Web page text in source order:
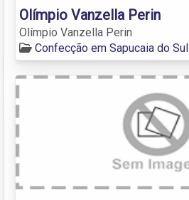
Olímpio Vanzella Perin
Olímpio Vanzella Perin
Confecção em Sapucaia do Sul